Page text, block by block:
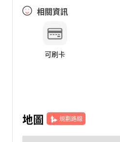
相關資訊
可刷卡
地圖 規劃路線